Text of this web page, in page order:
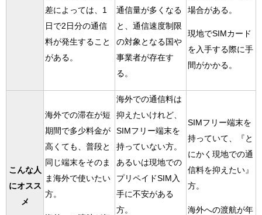
差によっては、1
日で2日分の通信
料が発生すること
がある。
通信量が多くなる
と、通信速度制限
の対象となる国や
事業者が存在す
る。
場合がある。
現地でSIMカード
を入手する際に手
間がかかる。
こんな人
にオスス
メ
海外での滞在が短
期間で多少料金が
高くても、普段と
同じ端末をそのま
ま海外で使いたい
方。
海外での通信料は
抑えたいけれど、
SIMフリー端末を
持っていない方。
あるいは現地での
プリペイドSIM入
手に不安がある
方。
SIMフリー端末を
持っていて、『と
にかく現地での通
信料を抑えたい』
方。
海外への渡航が年